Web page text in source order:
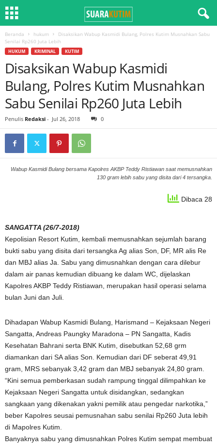
Beranda hukum
Disaksikan Wabup Kasmidi Bulang, Polres Kutim Musnahkan Sabu
Senilai Rp260 Juta Lebih
HUKUM KRIMINAL KUTIM
Disaksikan Wabup Kasmidi
Bulang, Polres Kutim Musnahkan
Sabu Senilai Rp260 Juta Lebih
Penulis Redaksi - Jul 26, 2018 0
Wabup Kasmidi Bulang bersama Kapolres AKBP Teddy Ristiawan saat memusnahkan
130 gram lebih sabu yang disita dari 4 tersangka.
Dibaca 28
SANGATTA (26/7-2018)
Kepolisian Resort Kutim, kembali memusnahkan sejumlah barang
bukti sabu yang disita dari tersangka Ag alias Son, DF, MR alis Re
dan MBJ alias Ja. Sabu yang dimusnahkan dengan cara dilebur
dalam air panas kemudian dibuang ke dalam WC, dijelaskan
Kapolres AKBP Teddy Ristiawan, merupakan hasil operasi selama
bulan Juni dan Juli.
Dihadapan Wabup Kasmidi Bulang, Harismand – Kejaksaan Negeri
Sangatta, Andreas Paungky Maradona – PN Sangatta, Kadis
Kesehatan Bahrani serta BNK Kutim, disebutkan 52,68 grm
diamankan dari SA alias Son. Kemudian dari DF seberat 49,91
gram, MRS sebanyak 3,42 gram dan MBJ sebanyak 24,80 gram.
“Kini semua pemberkasan sudah rampung tinggal dilimpahkan ke
Kejaksaan Negeri Sangatta untuk disidangkan, sedangkan
sangkaan yang dikenakan yakni pemilik atau pengedar narkotika,”
beber Kapolres seusai pemusnahan sabu senilai Rp260 Juta lebih
di Mapolres Kutim.
Banyaknya sabu yang dimusnahkan Polres Kutim sempat membuat